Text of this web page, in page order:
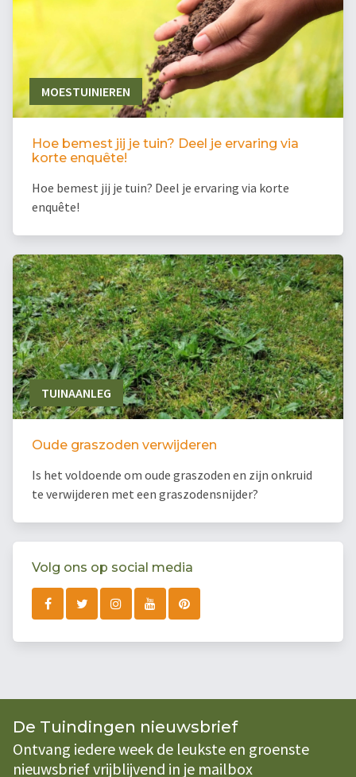
MOESTUINIEREN
Hoe bemest jij je tuin? Deel je ervaring via
korte enquête!
Hoe bemest jij je tuin? Deel je ervaring via korte
enquête!
TUINAANLEG
Oude graszoden verwijderen
Is het voldoende om oude graszoden en zijn onkruid
te verwijderen met een graszodensnijder?
Volg ons op social media
De Tuindingen nieuwsbrief
Ontvang iedere week de leukste en groenste
nieuwsbrief vrijblijvend in je mailbox